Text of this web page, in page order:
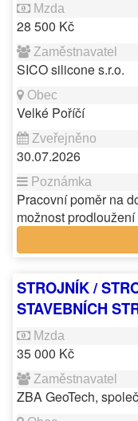
28 500 Kč
SICO silicone s.r.o.
Velké Poříčí
30.07.2026
Pracovní poměr na
možnost
STROJNÍK /
STAVEBNÍCH
35 000 Kč
ZBA GeoTech,